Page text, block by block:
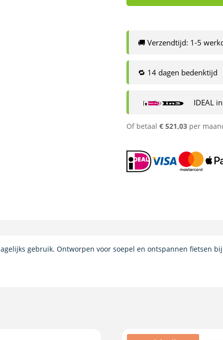
🚚 Verzendtijd: 1-5
🔁 14 dagen bedenktijd
IDEAL
Of betaal €521,03per
gebruik. Ontworpen voor soepel en ontspannen fietsen